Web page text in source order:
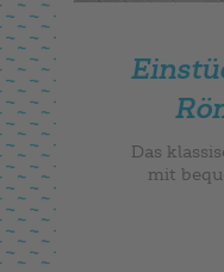
Das
mit